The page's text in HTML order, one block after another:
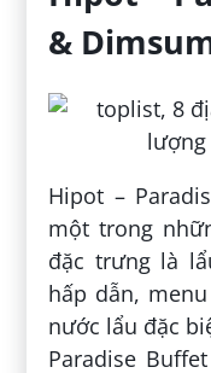
&
Hipot –
một trong
đặc trưng là
hấp dẫn,
nước lẩu đặc
Paradise